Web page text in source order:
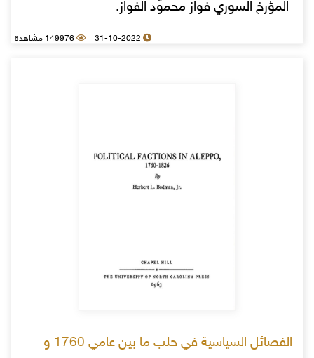
المؤرخ السوري فواز محمود الفواز.
31-10-2022 149976 مشاهدة
الفصائل السياسية في حلب ما بين عامي 1760 و